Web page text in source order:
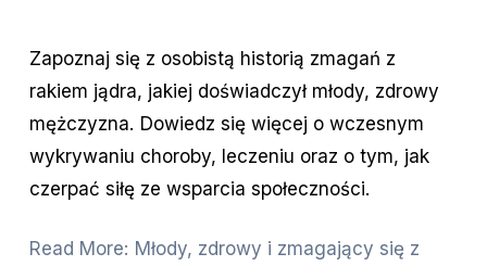
Zapoznaj się z osobistą historią zmagań z
rakiem jądra, jakiej doświadczył młody, zdrowy
mężczyzna. Dowiedz się więcej o wczesnym
wykrywaniu choroby, leczeniu oraz o tym, jak
czerpać siłę ze wsparcia społeczności.
Read More: Młody, zdrowy i zmagający się z